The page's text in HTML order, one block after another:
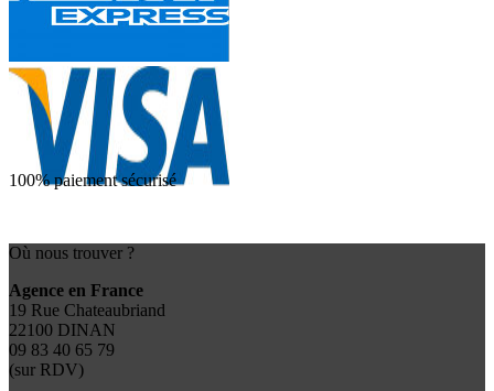
100% paiement sécurisé
Où nous trouver ?
Agence en France
19 Rue Chateaubriand
22100 DINAN
09 83 40 65 79
(sur RDV)